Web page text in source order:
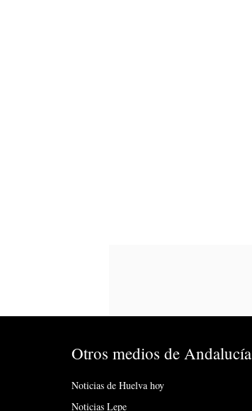
Otros medios de Andalucía
Noticias de Huelva hoy
Noticias Lepe